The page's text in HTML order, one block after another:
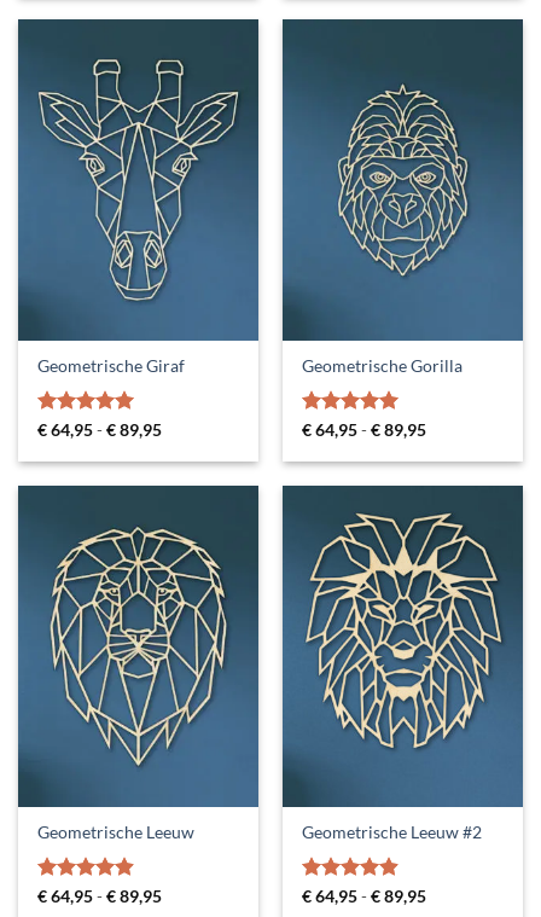
Geometrische Giraf
Gewaardeerd
€64,95-€89,95Prijsklasse:
tot
Geometrische Gorilla
Gewaardeerd
€64,95-€89,95Prijsklasse:
tot
Geometrische Leeuw
Gewaardeerd
€64,95-€89,95Prijsklasse:
Geometrische Leeuw #2
Gewaardeerd
€64,95-€89,95Prijsklasse: